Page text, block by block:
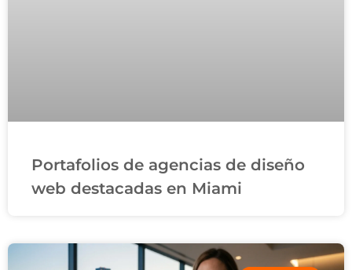
Portafolios de agencias de diseño
web destacadas en Miami